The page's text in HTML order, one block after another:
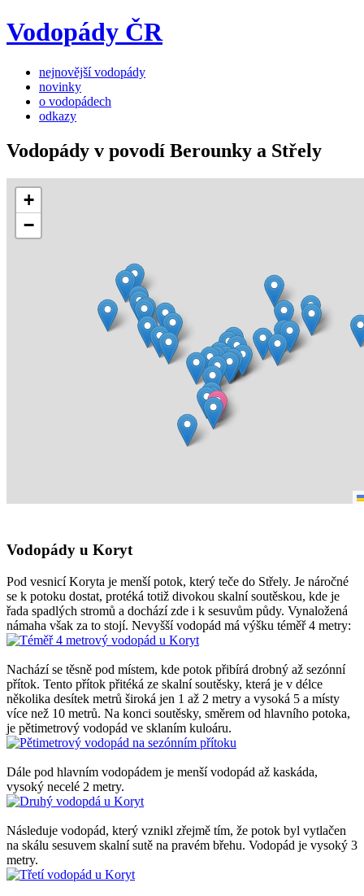
Vodopády ČR
nejnovější vodopády
novinky
o vodopádech
odkazy
Vodopády v povodí Berounky a Střely
+
−
Vodopády u Koryt
Pod vesnicí Koryta je menší potok, který teče do Střely. Je náročné
se k potoku dostat, protéká totiž divokou skalní soutěskou, kde je
řada spadlých stromů a dochází zde i k sesuvům půdy. Vynaložená
námaha však za to stojí. Nevyšší vodopád má výšku téměř 4 metry:
Nachází se těsně pod místem, kde potok přibírá drobný až sezónní
přítok. Tento přítok přitéká ze skalní soutěsky, která je v délce
několika desítek metrů široká jen 1 až 2 metry a vysoká 5 a místy
více než 10 metrů. Na konci soutěsky, směrem od hlavního potoka,
je pětimetrový vodopád ve sklaním kuloáru.
Dále pod hlavním vodopádem je menší vodopád až kaskáda,
vysoký necelé 2 metry.
Následuje vodopád, který vznikl zřejmě tím, že potok byl vytlačen
na skálu sesuvem skalní sutě na pravém břehu. Vodopád je vysoký 3
metry.